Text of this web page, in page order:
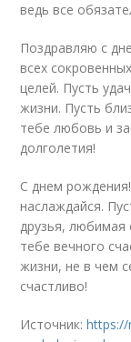
ведь все
Поздравляю с
всех
целей. Пусть
жизни. Пусть
тебе любовь и
долголетия!
С днем
наслаждайся.
друзья, любимая
тебе вечного
жизни, не в чем
счастливо!
Источник:https://